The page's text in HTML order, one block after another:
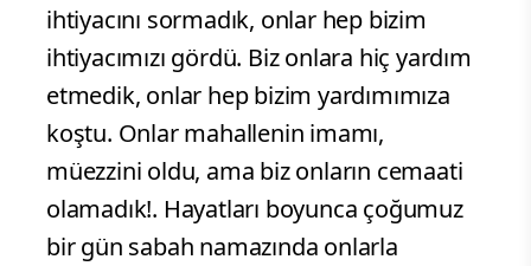
ihtiyacını sormadık, onlar hep bizim
ihtiyacımızı gördü. Biz onlara hiç yardım
etmedik, onlar hep bizim yardımımıza
koştu. Onlar mahallenin imamı,
müezzini oldu, ama biz onların cemaati
olamadık!. Hayatları boyunca çoğumuz
bir gün sabah namazında onlarla